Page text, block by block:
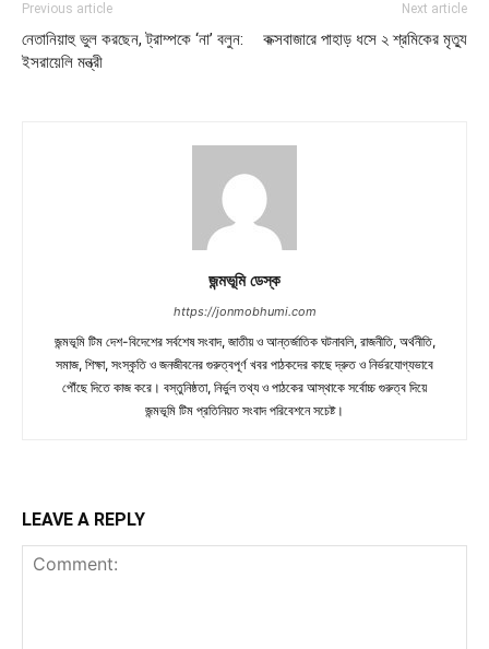
Previous article
নেতানিয়াহু ভুল করছেন, ট্রাম্পকে ‘না’ বলুন:
ইসরায়েলি মন্ত্রী
Next article
কক্সবাজারে পাহাড় ধসে ২ শ্রমিকের মৃত্যু
জন্মভূমি ডেস্ক
https://jonmobhumi.com
জন্মভূমি টিম দেশ-বিদেশের সর্বশেষ সংবাদ, জাতীয় ও আন্তর্জাতিক ঘটনাবলি, রাজনীতি, অর্থনীতি,
সমাজ, শিক্ষা, সংস্কৃতি ও জনজীবনের গুরুত্বপূর্ণ খবর পাঠকদের কাছে দ্রুত ও নির্ভরযোগ্যভাবে
পৌঁছে দিতে কাজ করে। বস্তুনিষ্ঠতা, নির্ভুল তথ্য ও পাঠকের আস্থাকে সর্বোচ্চ গুরুত্ব দিয়ে
জন্মভূমি টিম প্রতিনিয়ত সংবাদ পরিবেশনে সচেষ্ট।
LEAVE A REPLY